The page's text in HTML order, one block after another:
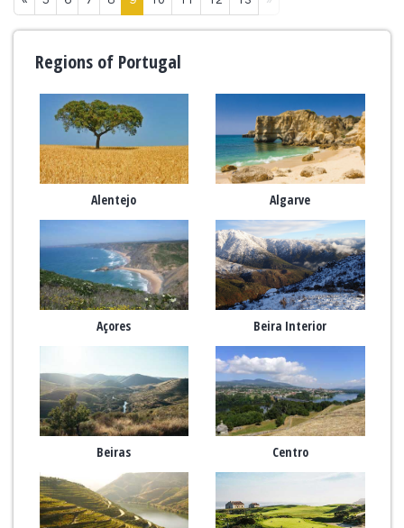
Regions of Portugal
Alentejo Algarve
Açores Beira Interior
Beiras Centro